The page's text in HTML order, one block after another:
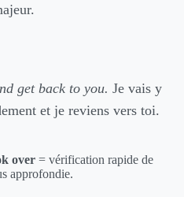
get back to you. Je vais y
et je reviens vers toi.
over = vérification rapide de
approfondie.